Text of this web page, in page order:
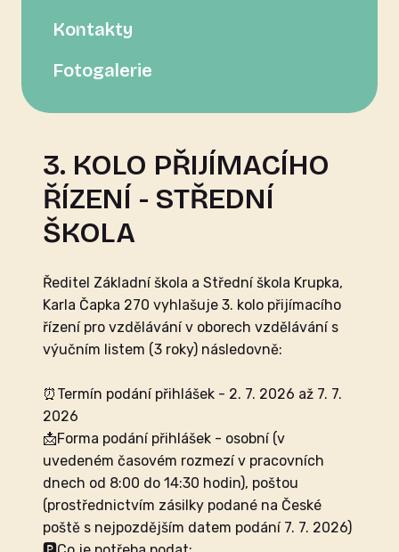
Kontakty
Fotogalerie
3. KOLO PŘIJÍMACÍHO
ŘÍZENÍ - STŘEDNÍ
ŠKOLA
Ředitel Základní škola a Střední škola Krupka,
Karla Čapka 270 vyhlašuje 3. kolo přijímacího
řízení pro vzdělávání v oborech vzdělávání s
výučním listem (3 roky) následovně:
⏰Termín podání přihlášek - 2. 7. 2026 až 7. 7.
2026
📩Forma podání přihlášek - osobní (v
uvedeném časovém rozmezí v pracovních
dnech od 8:00 do 14:30 hodin), poštou
(prostřednictvím zásilky podané na České
poště s nejpozdějším datem podání 7. 7. 2026)